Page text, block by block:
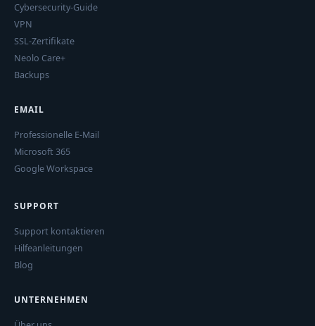
Cybersecurity-Guide
VPN
SSL-Zertifikate
Neolo Care+
Backups
EMAIL
Professionelle E-Mail
Microsoft 365
Google Workspace
SUPPORT
Support kontaktieren
Hilfeanleitungen
Blog
UNTERNEHMEN